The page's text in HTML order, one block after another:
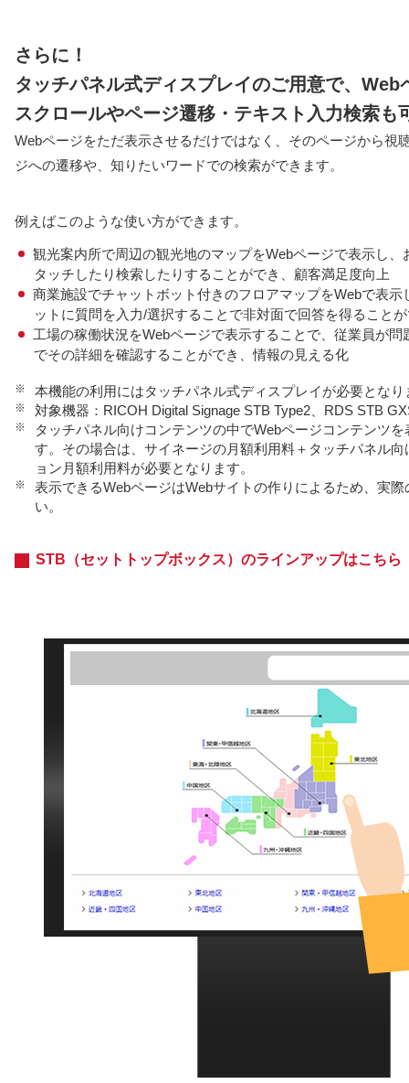
さらに！
タッチパネル式ディスプレイのご用意で、Web
スクロールやページ遷移・テキスト入力検索も
Webページをただ表示させるだけではなく、そのページから視
ジへの遷移や、知りたいワードでの検索ができます。
例えばこのような使い方ができます。
観光案内所で周辺の観光地のマップをWebページで表示し、
タッチしたり検索したりすることができ、顧客満足度向上
商業施設でチャットボット付きのフロアマップをWebで表示
ットに質問を入力/選択することで非対面で回答を得ること
工場の稼働状況をWebページで表示することで、従業員が
でその詳細を確認することができ、情報の見える化
※ 本機能の利用にはタッチパネル式ディスプレイが必要となり
※ 対象機器：RICOH Digital Signage STB Type2、RDS STB
※
タッチパネル向けコンテンツの中でWebページコンテンツ
す。その場合は、サイネージの月額利用料＋タッチパネル
ョン月額利用料が必要となります。
※
表示できるWebページはWebサイトの作りによるため、実
い。
STB（セットトップボックス）のラインアップはこちら